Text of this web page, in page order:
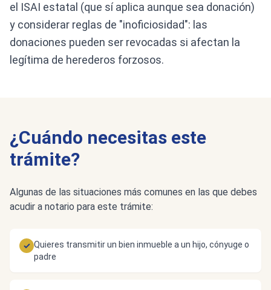
el ISAI estatal (que sí aplica aunque sea donación)
y considerar reglas de "inoficiosidad": las
donaciones pueden ser revocadas si afectan la
legítima de herederos forzosos.
¿Cuándo necesitas este
trámite?
Algunas de las situaciones más comunes en las que debes
acudir a notario para este trámite:
✓ Quieres transmitir un bien inmueble a un hijo, cónyuge o
padre